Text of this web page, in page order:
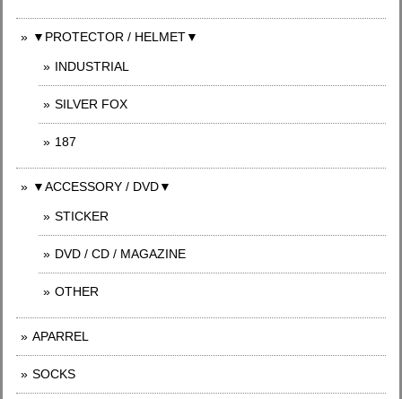
▼PROTECTOR / HELMET▼
INDUSTRIAL
SILVER FOX
187
▼ACCESSORY / DVD▼
STICKER
DVD / CD / MAGAZINE
OTHER
APARREL
SOCKS